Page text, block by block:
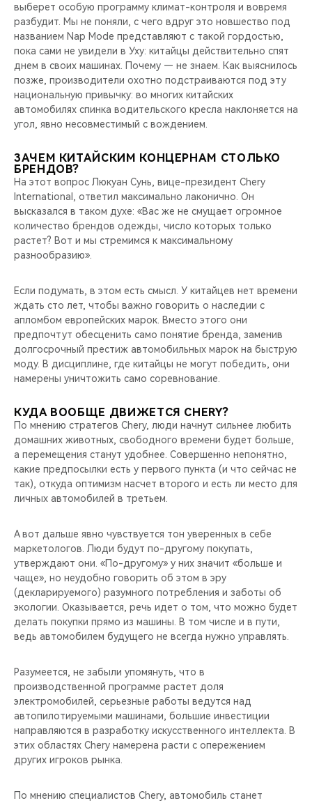
выберет особую программу климат-контроля и вовремя
разбудит. Мы не поняли, с чего вдруг это новшество под
названием Nap Mode представляют с такой гордостью,
пока сами не увидели в Уху: китайцы действительно спят
днем в своих машинах. Почему — не знаем. Как выяснилось
позже, производители охотно подстраиваются под эту
национальную привычку: во многих китайских
автомобилях спинка водительского кресла наклоняется на
угол, явно несовместимый с вождением.
ЗАЧЕМ КИТАЙСКИМ КОНЦЕРНАМ СТОЛЬКО
БРЕНДОВ?
На этот вопрос Люкуан Сунь, вице-президент Chery
International, ответил максимально лаконично. Он
высказался в таком духе: «Вас же не смущает огромное
количество брендов одежды, число которых только
растет? Вот и мы стремимся к максимальному
разнообразию».
Если подумать, в этом есть смысл. У китайцев нет времени
ждать сто лет, чтобы важно говорить о наследии с
апломбом европейских марок. Вместо этого они
предпочтут обесценить само понятие бренда, заменив
долгосрочный престиж автомобильных марок на быструю
моду. В дисциплине, где китайцы не могут победить, они
намерены уничтожить само соревнование.
КУДА ВООБЩЕ ДВИЖЕТСЯ CHERY?
По мнению стратегов Chery, люди начнут сильнее любить
домашних животных, свободного времени будет больше,
а перемещения станут удобнее. Совершенно непонятно,
какие предпосылки есть у первого пункта (и что сейчас не
так), откуда оптимизм насчет второго и есть ли место для
личных автомобилей в третьем.
А вот дальше явно чувствуется тон уверенных в себе
маркетологов. Люди будут по-другому покупать,
утверждают они. «По-другому» у них значит «больше и
чаще», но неудобно говорить об этом в эру
(декларируемого) разумного потребления и заботы об
экологии. Оказывается, речь идет о том, что можно будет
делать покупки прямо из машины. В том числе и в пути,
ведь автомобилем будущего не всегда нужно управлять.
Разумеется, не забыли упомянуть, что в
производственной программе растет доля
электромобилей, серьезные работы ведутся над
автопилотируемыми машинами, большие инвестиции
направляются в разработку искусственного интеллекта. В
этих областях Chery намерена расти с опережением
других игроков рынка.
По мнению специалистов Chery, автомобиль станет